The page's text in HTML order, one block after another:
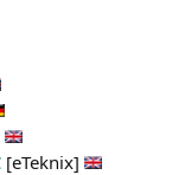
[eTe­knix]